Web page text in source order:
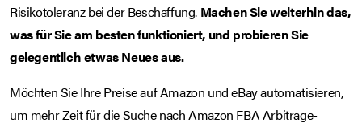
Risikotoleranz bei der Beschaffung. Machen Sie weiterhin das,
was für Sie am besten funktioniert, und probieren Sie
gelegentlich etwas Neues aus.
Möchten Sie Ihre Preise auf Amazon und eBay automatisieren,
um mehr Zeit für die Suche nach Amazon FBA Arbitrage-